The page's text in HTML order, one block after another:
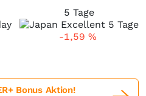
5 Tage
-1,59 %
Bonus Aktion!